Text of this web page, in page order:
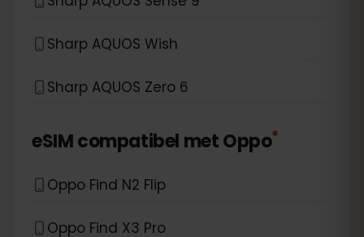
Sharp AQUOS Wish
Sharp AQUOS Zero 6
eSIM compatibel metOppo*
Oppo Find N2 Flip
Oppo Find X3 Pro